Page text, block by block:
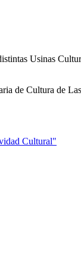
Usinas
de Cultura de
Cultural"